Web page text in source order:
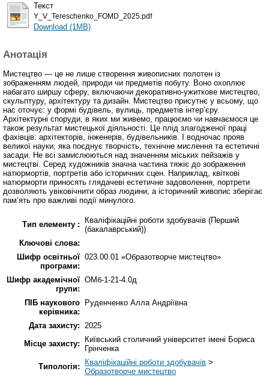
Текст
Y_V_Tereschenko_FOMD_2025.pdf
Download (1MB)
Анотація
Мистецтво — це не лише створення живописних полотен із
зображенням людей, природи чи предметів побуту. Воно охоплює
набагато ширшу сферу, включаючи декоративно-ужиткове мистецтво,
скульптуру, архітектуру та дизайн. Мистецтво присутнє у всьому, що
нас оточує: у формі будівель, вулиць, предметів інтер’єру.
Архітектурні споруди, в яких ми живемо, працюємо чи навчаємося це
також результат мистецької діяльності. Це плід злагодженої праці
фахівців: архітекторів, інженерів, будівельників. І водночас прояв
великої науки, яка поєднує творчість, технічне мислення та естетичні
засади. Не всі замислюються над значенням міських пейзажів у
мистецтві. Серед художників значна частина тяжіє до зображення
натюрмортів, портретів або історичних сцен. Наприклад, квіткові
натюрморти приносять глядачеві естетичне задоволення, портрети
дозволяють увіковічнити образ людини, а історичний живопис зберігає
пам’ять про важливі події минулого.
Тип елементу :
Кваліфікаційні роботи здобувачів (Перший
(бакалаврський))
Ключові слова:
Шифр освітньої
програми:
023.00.01 «Образотворче мистецтво»
Шифр академічної
групи:
ОМб-1-21-4.0д
ПІБ наукового
керівника:
Руденченко Алла Андріївна
Дата захисту: 2025
Місце захисту:
Київський столичний університет імені Бориса
Грінченка
Типологія:
Кваліфікаційні роботи здобувачів >
Образотворче мистецтво